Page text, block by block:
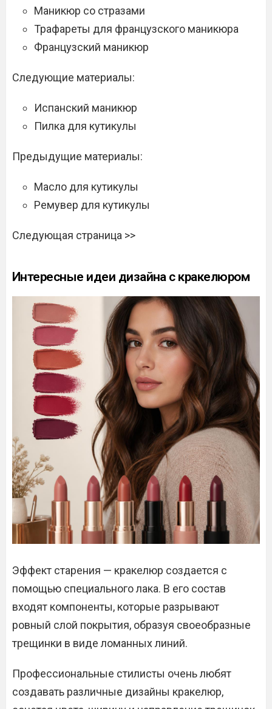
Маникюр со стразами
Трафареты для французского маникюра
Французский маникюр
Следующие материалы:
Испанский маникюр
Пилка для кутикулы
Предыдущие материалы:
Масло для кутикулы
Ремувер для кутикулы
Следующая страница >>
Интересные идеи дизайна с кракелюром
Эффект старения — кракелюр создается с
помощью специального лака. В его состав
входят компоненты, которые разрывают
ровный слой покрытия, образуя своеобразные
трещинки в виде ломанных линий.
Профессиональные стилисты очень любят
создавать различные дизайны кракелюр,